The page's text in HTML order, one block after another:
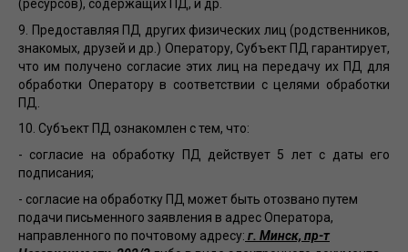
(ресурсов), содержащих ПД, и др.
9. Предоставляя ПД других физических лиц (родственников,
знакомых, друзей и др.) Оператору, Субъект ПД гарантирует,
что им получено согласие этих лиц на передачу их ПД для
обработки Оператору в соответствии с целями обработки
ПД.
10. Субъект ПД ознакомлен с тем, что:
- согласие на обработку ПД действует 5 лет с даты его
подписания;
- согласие на обработку ПД может быть отозвано путем
подачи письменного заявления в адрес Оператора,
направленного по почтовому адресу: г. Минск, пр-т